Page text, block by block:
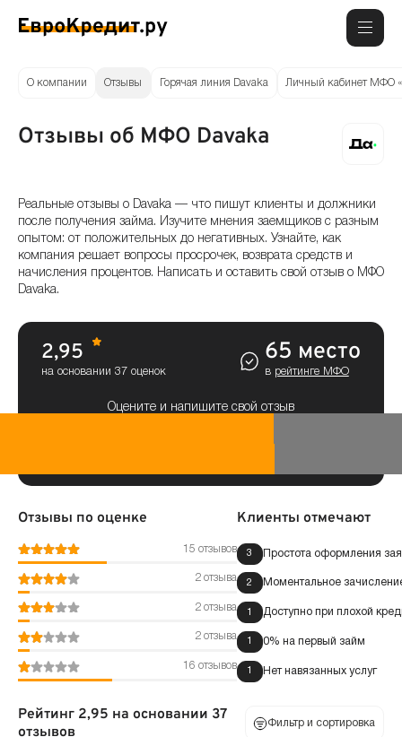
О компании Отзывы Горячая линия Davaka Личный кабинет МФО
Отзывы об МФО Davaka
Реальные отзывы о Davaka — что пишут клиенты и должники
после получения займа. Изучите мнения заемщиков с разным
опытом: от положительных до негативных. Узнайте, как
компания решает вопросы просрочек, возврата средств и
начисления процентов. Написать и оставить свой отзыв о МФО
Davaka.
2,95
на основании 37 оценок
65 место
в рейтинге МФО
Оцените и напишите свой отзыв
Отзывы по оценке
15 отзывов
2 отзыва
2 отзыва
2 отзыва
16 отзывов
Клиенты отмечают
3 Простота оформления
2 Моментальное
1 Доступно при плохой
1 0% на первый займ
1 Нет навязанных услуг
Рейтинг 2,95 на основании 37
отзывов
Фильтр и сортировка